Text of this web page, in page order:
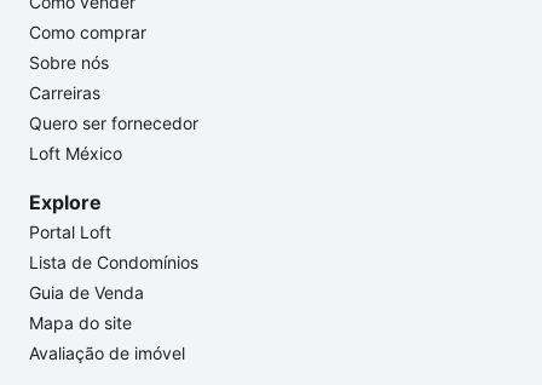
Como comprar
Sobre nós
Carreiras
Quero ser fornecedor
Loft México
Explore
Portal Loft
Lista de Condomínios
Guia de Venda
Mapa do site
Avaliação de imóvel